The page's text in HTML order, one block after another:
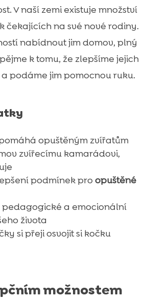
podmínek pro opuštěné
CricksyCat adoptivním
koček
má adopce na děti a rodinu?
kočky
V naší zemi existuje množství
čekajících na své nové rodiny.
nabídnout jim domov, plný
k tomu, že zlepšíme jejich
podáme jim pomocnou ruku.
opuštěným zvířatům
zvířecímu kamarádovi,
podmínek pro opuštěné
a emocionální
života
si přeji osvojit si kočku
možnostem